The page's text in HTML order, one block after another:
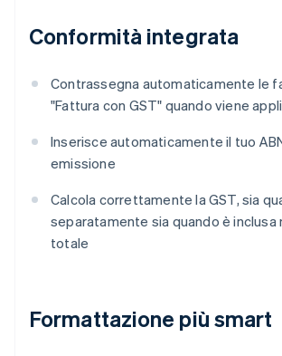
Conformità integrata
Contrassegna automaticamente le
"Fattura con GST" quando viene
Inserisce automaticamente il tuo
emissione
Calcola correttamente la GST, sia
separatamente sia quando è inclusa
totale
Formattazione più smart